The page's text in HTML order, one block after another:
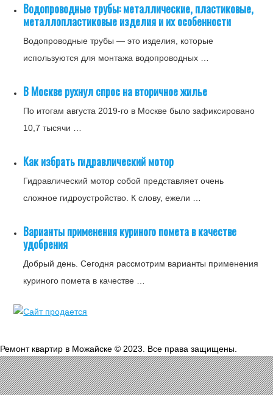
Водопроводные трубы: металлические, пластиковые,
металлопластиковые изделия и их особенности
Водопроводные трубы — это изделия, которые
используются для монтажа водопроводных …
В Москве рухнул спрос на вторичное жилье
По итогам августа 2019-го в Москве было зафиксировано
10,7 тысячи …
Как избрать гидравлический мотор
Гидравлический мотор собой представляет очень
сложное гидроустройство. К слову, ежели …
Варианты применения куриного помета в качестве
удобрения
Добрый день. Сегодня рассмотрим варианты применения
куриного помета в качестве …
Ремонт квартир в Можайске © 2023. Все права защищены.